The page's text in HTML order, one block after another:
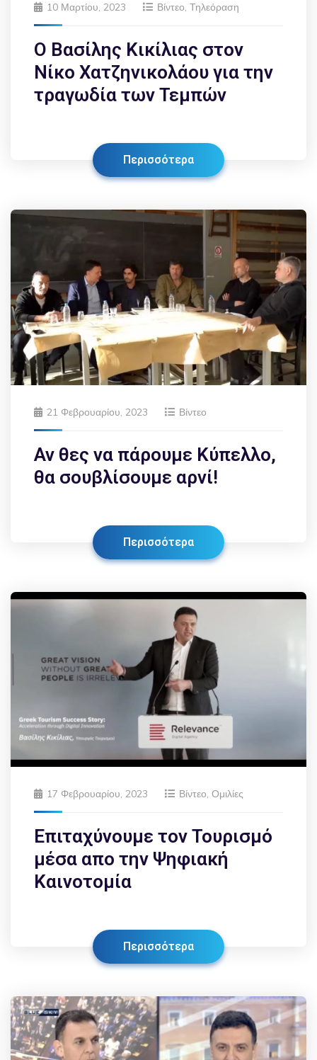
10 Μαρτίου, 2023 Βίντεο, Τηλεόραση
Ο Βασίλης Κικίλιας στον
Νίκο Χατζηνικολάου για την
τραγωδία των Τεμπών
Περισσότερα
21 Φεβρουαρίου, 2023 Βίντεο
Αν θες να πάρουμε Κύπελλο,
θα σουβλίσουμε αρνί!
Περισσότερα
17 Φεβρουαρίου, 2023 Βίντεο, Ομιλίες
Επιταχύνουμε τον Τουρισμό
μέσα απο την Ψηφιακή
Καινοτομία
Περισσότερα